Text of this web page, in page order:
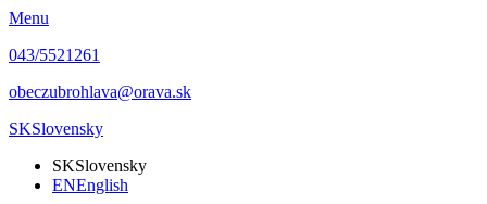
Menu
043/5521261
obeczubrohlava@orava.sk
SKSlovensky
SKSlovensky
ENEnglish